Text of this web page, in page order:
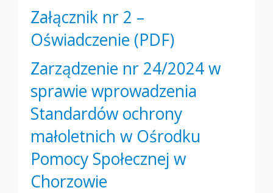
Załącznik nr 2 –
Oświadczenie (PDF)
Zarządzenie nr 24/2024 w
sprawie wprowadzenia
Standardów ochrony
małoletnich w Ośrodku
Pomocy Społecznej w
Chorzowie